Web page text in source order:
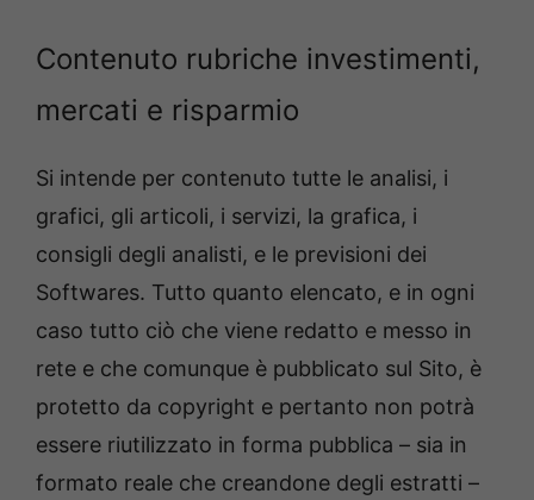
Contenuto rubriche investimenti,
mercati e risparmio
Si intende per contenuto tutte le analisi, i
grafici, gli articoli, i servizi, la grafica, i
consigli degli analisti, e le previsioni dei
Softwares. Tutto quanto elencato, e in ogni
caso tutto ciò che viene redatto e messo in
rete e che comunque è pubblicato sul Sito, è
protetto da copyright e pertanto non potrà
essere riutilizzato in forma pubblica – sia in
formato reale che creandone degli estratti –